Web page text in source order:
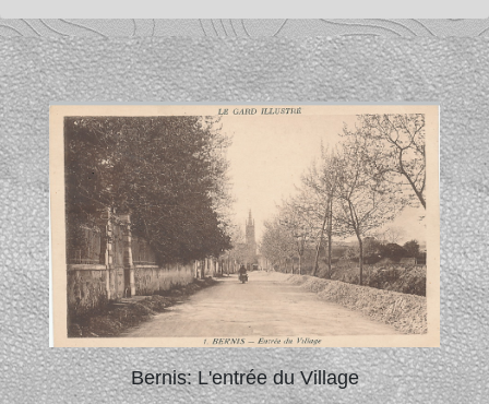
Bernis: L'entrée du Village